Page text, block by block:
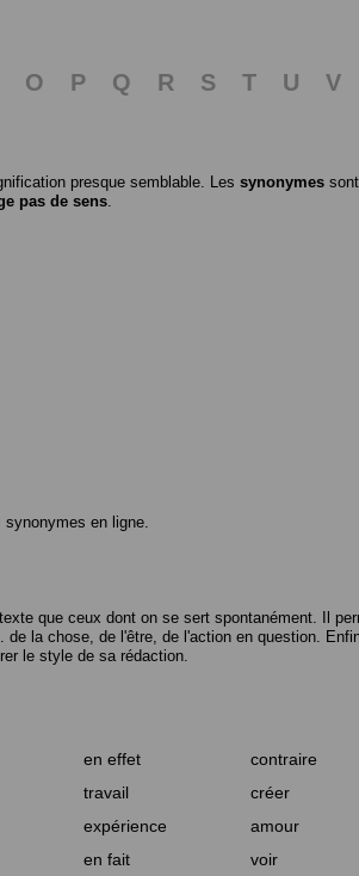
O P Q R S T U V
presque semblable. Les synonymes
pas de sens
en ligne.
que ceux dont on se sert spontanément. Il
la chose, de l'être, de l'action en question.
le style de sa rédaction.
en effet
contraire
travail
créer
expérience
amour
en fait voir